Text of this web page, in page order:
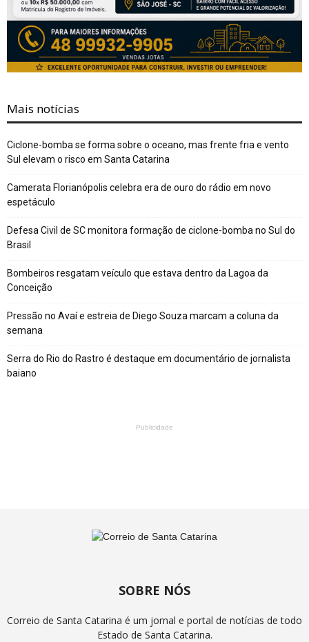
Mais notícias
Ciclone-bomba se forma sobre o oceano, mas frente fria e vento
Sul elevam o risco em Santa Catarina
Camerata Florianópolis celebra era de ouro do rádio em novo
espetáculo
Defesa Civil de SC monitora formação de ciclone-bomba no Sul do
Brasil
Bombeiros resgatam veículo que estava dentro da Lagoa da
Conceição
Pressão no Avaí e estreia de Diego Souza marcam a coluna da
semana
Serra do Rio do Rastro é destaque em documentário de jornalista
baiano
Publicidade
SOBRE NÓS
Correio de Santa Catarina é um jornal e portal de notícias de todo
Estado de Santa Catarina.